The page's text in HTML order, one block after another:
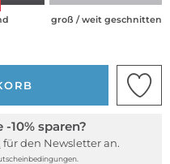
groß / weit geschnitten
-10% sparen?
für den Newsletter an.